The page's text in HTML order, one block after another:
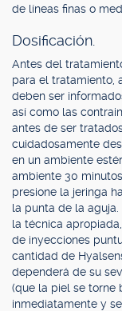
de líneas finas o
Dosificación.
Antes del
para el tratamiento,
deben ser
así como las
antes de ser
cuidadosamente
en un ambiente
ambiente 30
presione la jeringa
la punta de la
la técnica
de inyecciones
cantidad de
dependerá de su
(que la piel se torne
inmediatamente y